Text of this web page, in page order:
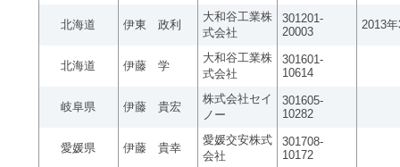
北海道 伊東 政利
大和谷工業株
式会社
301201-
20003
2013
北海道 伊藤 学
大和谷工業株
式会社
301601-
10614
岐阜県 伊藤 貴宏
株式会社セイ
ノー
301605-
10282
愛媛県 伊藤 貴幸
愛媛交安株式
会社
301708-
10172